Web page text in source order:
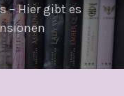
– Hier gibt es